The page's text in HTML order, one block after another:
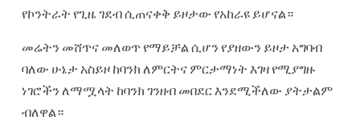
የኮንትራት የጊዜ ገደብ ሲጠናቀቅ ይዞታው የአከራዩ ይሆናል።
መሬትን መሸጥና መለወጥ የማይቻል ሲሆን የያዘውን ይዞታ አግባብ
ባለው ሁኔታ አስይዞ ከባንክ ለምርትና ምርታማነት እገዛ የሚያግዙ
ነገሮችን ለማሟላት ከባንክ ገንዘብ መበደር እንደሚችለው ያትታልም
ብለዋል።